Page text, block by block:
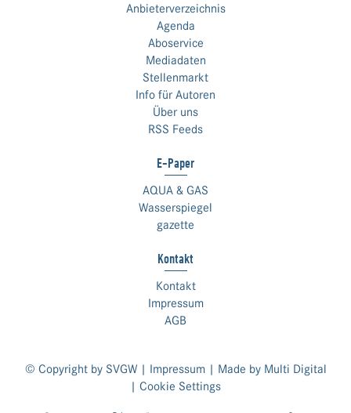
Anbieterverzeichnis
Agenda
Aboservice
Mediadaten
Stellenmarkt
Info für Autoren
Über uns
RSS Feeds
E-Paper
AQUA & GAS
Wasserspiegel
gazette
Kontakt
Kontakt
Impressum
AGB
© Copyright by SVGW | Impressum| Made by Multi Digital
| Cookie Settings